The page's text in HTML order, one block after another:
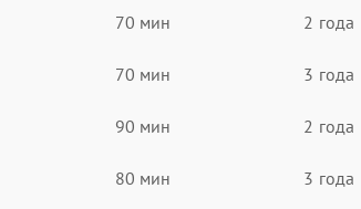
70 мин 2 года
70 мин 3 года
90 мин 2 года
80 мин 3 года